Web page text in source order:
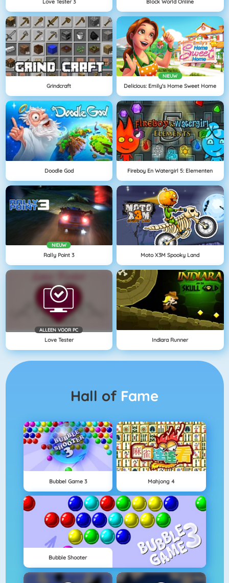
Grindcraft
NIEUW
Delicious: Emily's Home Sweet Home
Doodle God Fireboy En Watergirl 5: Elementen
NIEUW
Rally Point 3 Moto X3M Spooky Land
ALLEEN VOOR PC
Love Tester Indiara Runner
Hall of Fame
Bubbel Game 3 Mahjong 4
Bubble Shooter